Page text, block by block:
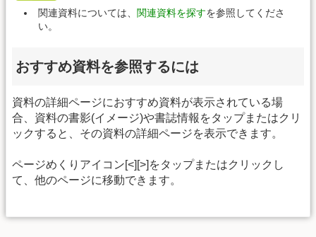
関連資料については、 関連資料を探すを参照してくださ
い。
おすすめ資料を参照するには
資料の詳細ページにおすすめ資料が表示されている場
合、資料の書影(イメージ)や書誌情報をタップまたはクリ
ックすると、その資料の詳細ページを表示できます。
ページめくりアイコン[<][>]をタップまたはクリックし
て、他のページに移動できます。